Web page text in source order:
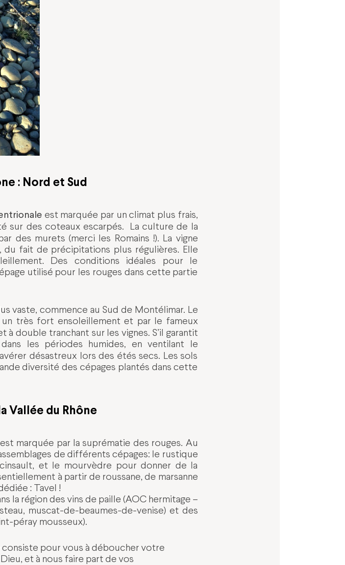
: Nord et Sud
est marquée par un climat plus frais,
sur des coteaux escarpés. La culture de la
des murets (merci les Romains !). La vigne
du fait de précipitations plus régulières. Elle
Des conditions idéales pour le
utilisé pour les rouges dans cette partie
vaste, commence au Sud de Montélimar. Le
très fort ensoleillement et par le fameux
double tranchant sur les vignes. S’il garantit
les périodes humides, en ventilant le
désastreux lors des étés secs. Les sols
diversité des cépages plantés dans cette
Vallée du Rhône
est marquée par la suprématie des rouges. Au
de différents cépages: le rustique
et le mourvèdre pour donner de la
à partir de roussane, de marsanne
: Tavel !
la région des vins de paille (AOC hermitage –
muscat-de-beaumes-de-venise) et des
péray mousseux).
consiste pour vous à déboucher votre
et à nous faire part de vos